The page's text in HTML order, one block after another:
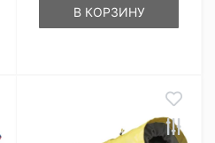
В КОРЗИНУ